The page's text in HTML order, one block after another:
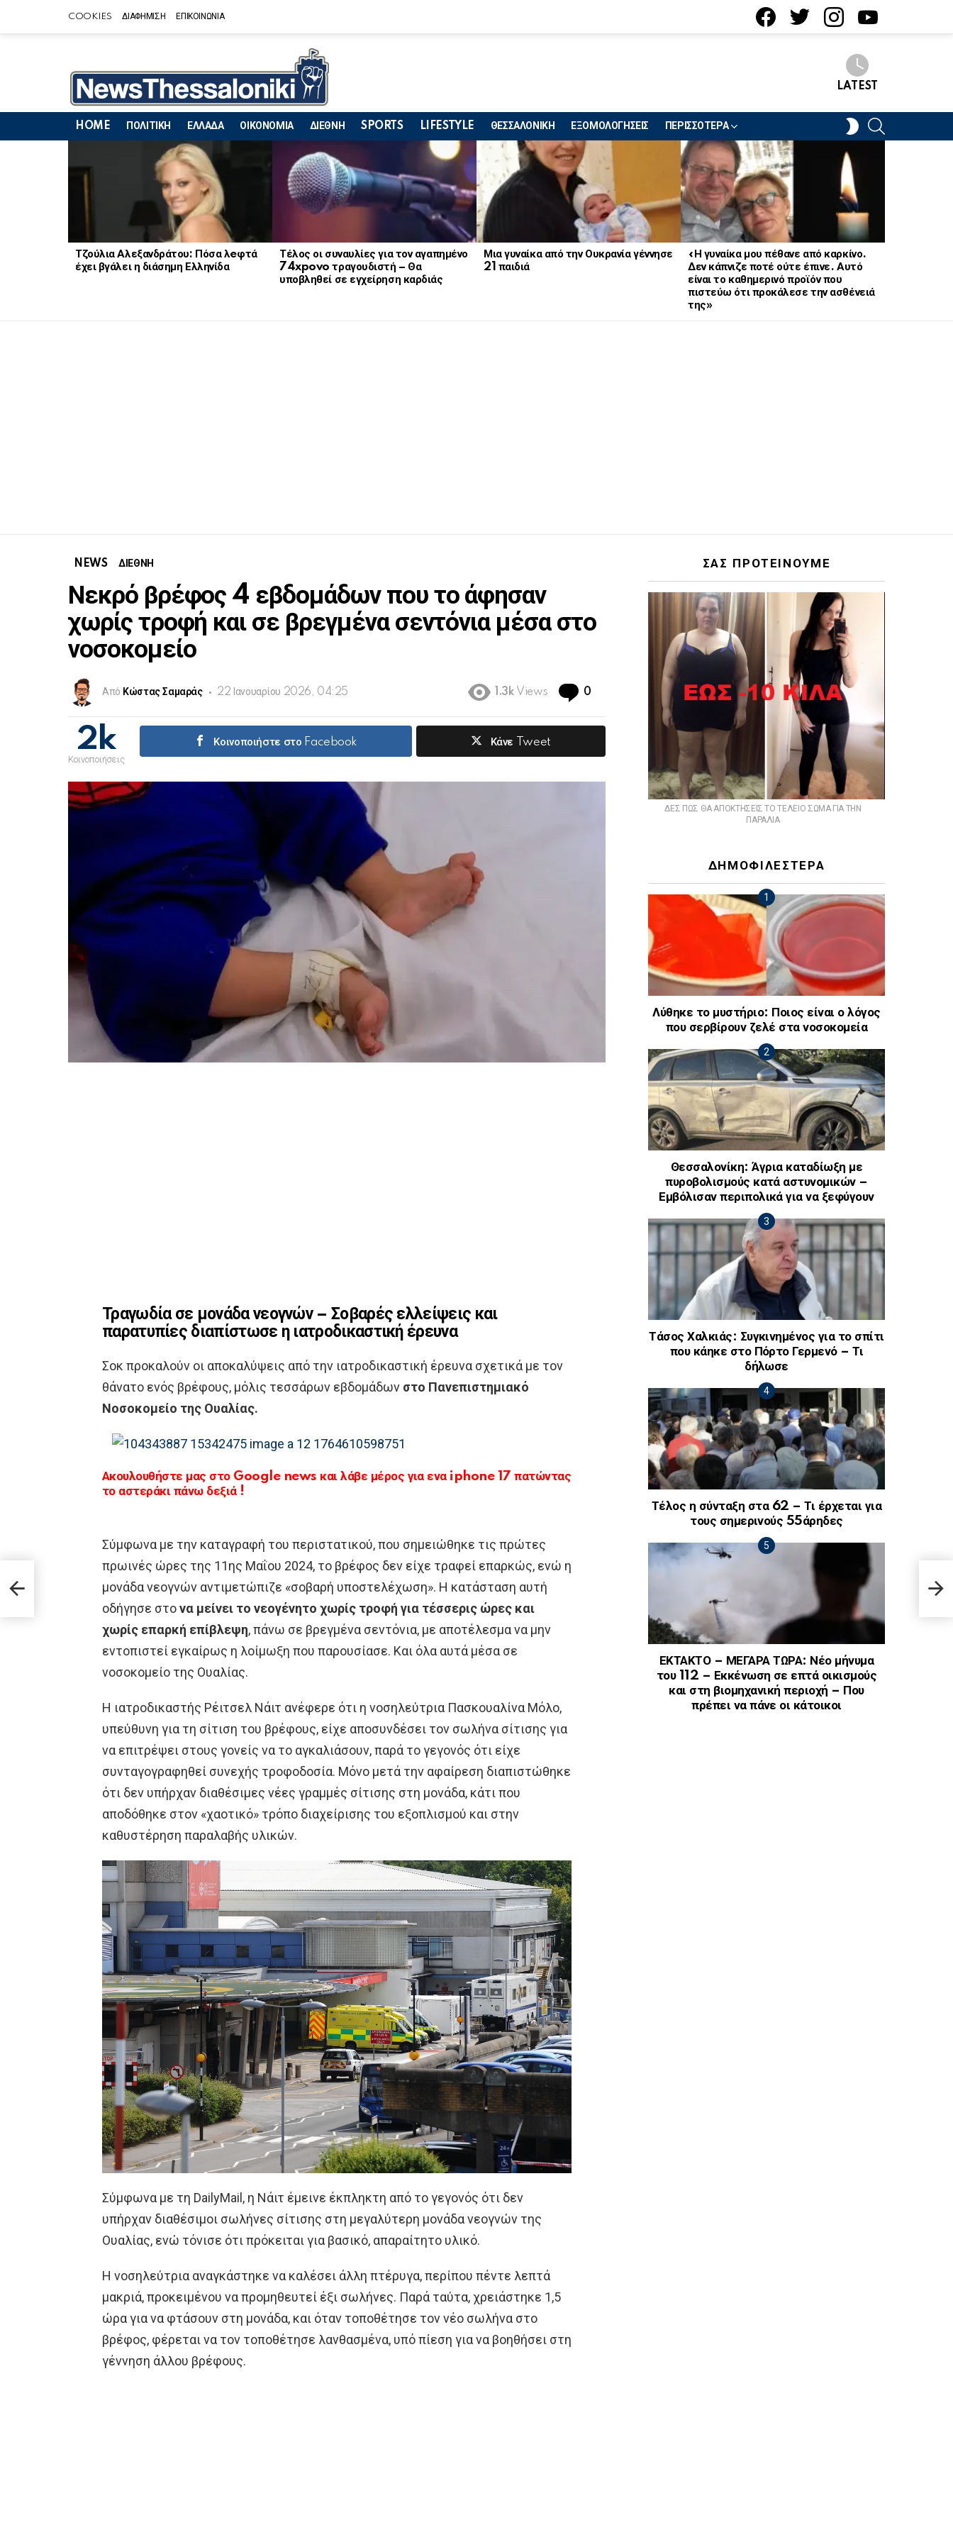
COOKIES ΔΙΑΦΗΜΙΣΗ ΕΠΙΚΟΙΝΩΝΙΑ
LATEST
HOME ΠΟΛΙΤΙΚΗ ΕΛΛΑΔΑ ΟΙΚΟΝΟΜΙΑ ΔΙΕΘΝΗ SPORTS LIFESTYLE ΘΕΣΣΑΛΟΝΙΚΗ ΕΞΟΜΟΛΟΓΗΣΕΙΣ ΠΕΡΙΣΣΟΤΕΡΑ
SWITCH
SKIN
Τζούλια Αλεξανδράτου: Πόσα λeφτά
έχει βγάλει η διάσημη Ελληνίδα
Τέλος οι συναυλίες για τον αγαπημένο
74xpovo τραγουδιστή – Θα
υποβληθεί σε εγχείρηση καρδιάς
Μια γυναίκα από την Ουκρανία γέννησε
21 παιδιά
«Η γυναίκα μου πέθανε από καρκίνο.
Δεν κάπνιζε ποτέ ούτε έπινε. Αυτό
είναι το καθημερινό προϊόν που
πιστεύω ότι προκάλεσε την ασθένειά
της»
NEWS ΔΙΕΘΝΗ
Νεκρό βρέφος 4 εβδομάδων που το άφησαν
χωρίς τροφή και σε βρεγμένα σεντόνια μέσα στο
νοσοκομείο
Από Κώστας Σαμαράς 22 Ιανουαρίου 2026, 04:25 1.3k Views 0
2k
Κοινοποιήσεις
Κοινοποιήστε στο Facebook Κάνε Tweet
Τραγωδία σε μονάδα νεογνών – Σοβαρές ελλείψεις και
παρατυπίες διαπίστωσε η ιατροδικαστική έρευνα
Σοκ προκαλούν οι αποκαλύψεις από την ιατροδικαστική έρευνα σχετικά με τον
θάνατο ενός βρέφους, μόλις τεσσάρων εβδομάδων στο Πανεπιστημιακό
Νοσοκομείο της Ουαλίας.
Ακουλουθήστε μας στο Google news και λάβε μέρος για ενα iphone 17 πατώντας
το αστεράκι πάνω δεξιά !
Σύμφωνα με την καταγραφή του περιστατικού, που σημειώθηκε τις πρώτες
πρωινές ώρες της 11ης Μαΐου 2024, το βρέφος δεν είχε τραφεί επαρκώς, ενώ η
μονάδα νεογνών αντιμετώπιζε «σοβαρή υποστελέχωση». Η κατάσταση αυτή
οδήγησε στονα μείνει το νεογένητο χωρίς τροφή για τέσσερις ώρες και
χωρίς επαρκή επίβλεψη, πάνω σε βρεγμένα σεντόνια, με αποτέλεσμα να μην
εντοπιστεί εγκαίρως η λοίμωξη που παρουσίασε. Και όλα αυτά μέσα σε
νοσοκομείο της Ουαλίας.
Η ιατροδικαστής Ρέιτσελ Νάιτ ανέφερε ότι η νοσηλεύτρια Πασκουαλίνα Μόλο,
υπεύθυνη για τη σίτιση του βρέφους, είχε αποσυνδέσει τον σωλήνα σίτισης για
να επιτρέψει στους γονείς να το αγκαλιάσουν, παρά το γεγονός ότι είχε
συνταγογραφηθεί συνεχής τροφοδοσία. Μόνο μετά την αφαίρεση διαπιστώθηκε
ότι δεν υπήρχαν διαθέσιμες νέες γραμμές σίτισης στη μονάδα, κάτι που
αποδόθηκε στον «χαοτικό» τρόπο διαχείρισης του εξοπλισμού και στην
καθυστέρηση παραλαβής υλικών.
Σύμφωνα με τη DailyMail, η Νάιτ έμεινε έκπληκτη από το γεγονός ότι δεν
υπήρχαν διαθέσιμοι σωλήνες σίτισης στη μεγαλύτερη μονάδα νεογνών της
Ουαλίας, ενώ τόνισε ότι πρόκειται για βασικό, απαραίτητο υλικό.
Η νοσηλεύτρια αναγκάστηκε να καλέσει άλλη πτέρυγα, περίπου πέντε λεπτά
μακριά, προκειμένου να προμηθευτεί έξι σωλήνες. Παρά ταύτα, χρειάστηκε 1,5
ώρα για να φτάσουν στη μονάδα, και όταν τοποθέτησε τον νέο σωλήνα στο
βρέφος, φέρεται να τον τοποθέτησε λανθασμένα, υπό πίεση για να βοηθήσει στη
γέννηση άλλου βρέφους.
ΣΑΣ ΠΡΟΤΕΙΝΟΥΜΕ
ΔΕΣ ΠΩΣ ΘΑ ΑΠΟΚΤΗΣΕΙΣ ΤΟ ΤΕΛΕΙΟ ΣΩΜΑ ΓΙΑ ΤΗΝ
ΠΑΡΑΛΙΑ
ΔΗΜΟΦΙΛΕΣΤΕΡΑ
Λύθηκε το μυστήριο: Ποιος είναι ο λόγος
που σερβίρουν ζελέ στα νοσοκομεία
Θεσσαλονίκη: Άγρια καταδίωξη με
πυροβολισμούς κατά αστυνομικών –
Εμβόλισαν περιπολικά για να ξεφύγουν
Τάσος Χαλκιάς: Συγκινημένος για το σπίτι
που κάηκε στο Πόρτο Γερμενό – Τι
δήλωσε
Τέλος η σύνταξη στα 62 – Τι έρχεται για
τους σημερινούς 55άρηδες
ΕΚΤΑΚΤΟ – ΜΕΓΑΡΑ ΤΩΡΑ: Νέο μήνυμα
του 112 – Εκκένωση σε επτά οικισμούς
και στη βιομηχανική περιοχή – Που
πρέπει να πάνε οι κάτοικοι